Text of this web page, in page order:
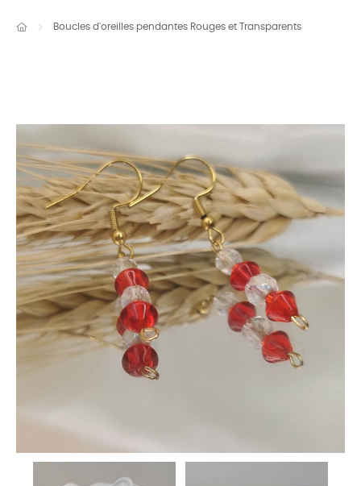
Boucles d'oreilles pendantes Rouges et Transparents